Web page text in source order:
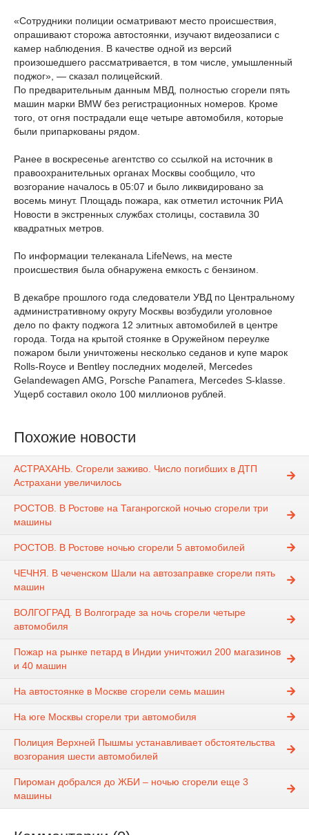
«Сотрудники полиции осматривают место происшествия,
опрашивают сторожа автостоянки, изучают видеозаписи с
камер наблюдения. В качестве одной из версий
произошедшего рассматривается, в том числе, умышленный
поджог», — сказал полицейский.
По предварительным данным МВД, полностью сгорели пять
машин марки BMW без регистрационных номеров. Кроме
того, от огня пострадали еще четыре автомобиля, которые
были припаркованы рядом.
Ранее в воскресенье агентство со ссылкой на источник в
правоохранительных органах Москвы сообщило, что
возгорание началось в 05:07 и было ликвидировано за
восемь минут. Площадь пожара, как отметил источник РИА
Новости в экстренных службах столицы, составила 30
квадратных метров.
По информации телеканала LifeNews, на месте
происшествия была обнаружена емкость с бензином.
В декабре прошлого года следователи УВД по Центральному
административному округу Москвы возбудили уголовное
дело по факту поджога 12 элитных автомобилей в центре
города. Тогда на крытой стоянке в Оружейном переулке
пожаром были уничтожены несколько седанов и купе марок
Rolls-Royce и Bentley последних моделей, Mercedes
Gelandewagen AMG, Porsche Panamera, Mercedes S-klasse.
Ущерб составил около 100 миллионов рублей.
Похожие новости
АСТРАХАНЬ. Сгорели заживо. Число погибших в ДТП
Астрахани увеличилось
РОСТОВ. В Ростове на Таганрогской ночью сгорели три
машины
РОСТОВ. В Ростове ночью сгорели 5 автомобилей
ЧЕЧНЯ. В чеченском Шали на автозаправке сгорели пять
машин
ВОЛГОГРАД. В Волгограде за ночь сгорели четыре
автомобиля
Пожар на рынке петард в Индии уничтожил 200 магазинов
и 40 машин
На автостоянке в Москве сгорели семь машин
На юге Москвы сгорели три автомобиля
Полиция Верхней Пышмы устанавливает обстоятельства
возгорания шести автомобилей
Пироман добрался до ЖБИ – ночью сгорели еще 3
машины